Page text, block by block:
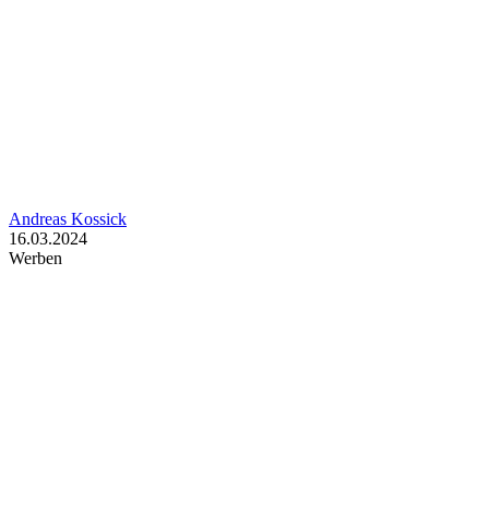
Andreas Kossick
16.03.2024
Werben